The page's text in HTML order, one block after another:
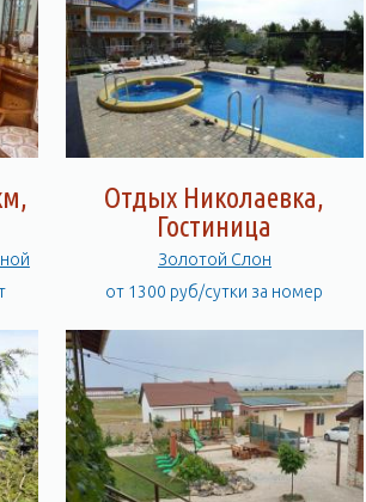
Отдых Николаевка,
Гостиница
Золотой Слон
от 1300 руб/сутки за номер